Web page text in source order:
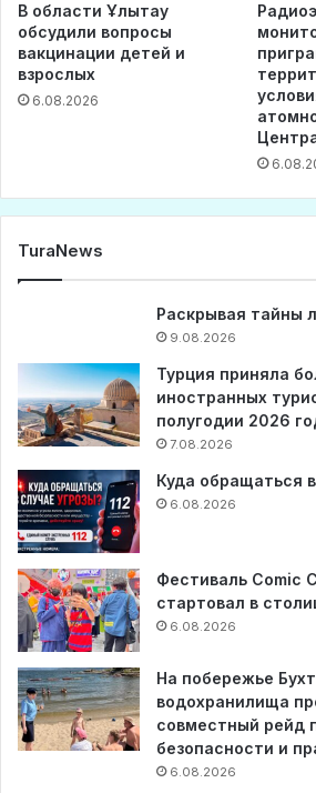
В области Ұлытау
обсудили вопросы
вакцинации детей и
взрослых
6.08.2026
TuraNews
Раскрывая тайны
9.08.2026
Турция приняла
иностранных
полугодии 2026
7.08.2026
Куда обращаться
6.08.2026
Фестиваль Comic
стартовал в
6.08.2026
На побережье
водохранилища
совместный рейд
безопасности и
6.08.2026